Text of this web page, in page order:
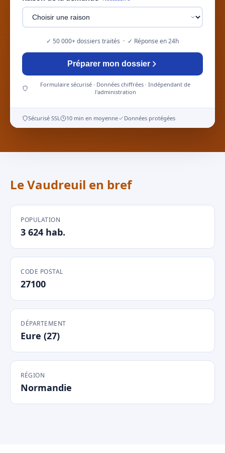
✓ 50 000+ dossiers traités · ✓ Réponse en 24h
Préparer mon dossier
Formulaire sécurisé · Données chiffrées · Indépendant de
l'administration
Sécurisé SSL 10 min en moyenne Données protégées
Le Vaudreuil en bref
POPULATION
3 624 hab.
CODE POSTAL
27100
DÉPARTEMENT
Eure (27)
RÉGION
Normandie